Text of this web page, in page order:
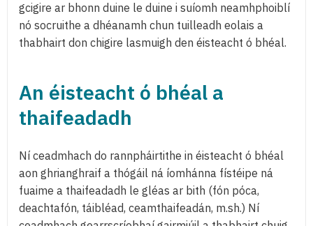
gcigire ar bhonn duine le duine i suíomh neamhphoiblí
nó socruithe a dhéanamh chun tuilleadh eolais a
thabhairt don chigire lasmuigh den éisteacht ó bhéal.
An éisteacht ó bhéal a
thaifeadadh
Ní ceadmhach do rannpháirtithe in éisteacht ó bhéal
aon ghrianghraif a thógáil ná íomhánna fístéipe ná
fuaime a thaifeadadh le gléas ar bith (fón póca,
deachtafón, táibléad, ceamthaifeadán, m.sh.) Ní